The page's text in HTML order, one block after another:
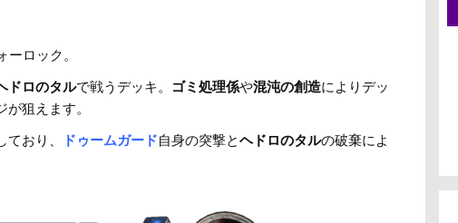
ロック。
ドロのタルで戦うデッキ。 ゴミ処理係や混沌の創造によりデッ
狙えます。
ており、 ドゥームガード自身の突撃とヘドロのタルの破棄によ